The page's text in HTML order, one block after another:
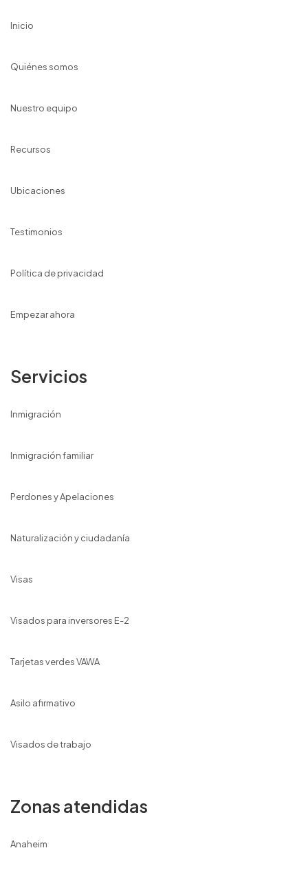
Inicio
Quiénes somos
Nuestro equipo
Recursos
Ubicaciones
Testimonios
Política de privacidad
Empezar ahora
Servicios
Inmigración
Inmigración familiar
Perdones y Apelaciones
Naturalización y ciudadanía
Visas
Visados para inversores E-2
Tarjetas verdes VAWA
Asilo afirmativo
Visados de trabajo
Zonas atendidas
Anaheim